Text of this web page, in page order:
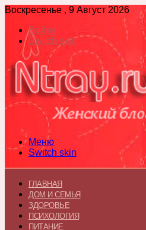
Воскресенье , 9 Август 2026
Войти
Switch skin
Меню
Switch skin
ГЛАВНАЯ
ДОМ И СЕМЬЯ
ЗДОРОВЬЕ
ПСИХОЛОГИЯ
ПИТАНИЕ